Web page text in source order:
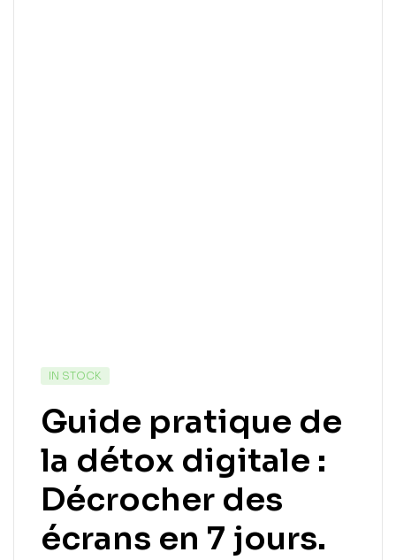
IN STOCK
Guide pratique de
la détox digitale :
Décrocher des
écrans en 7 jours.